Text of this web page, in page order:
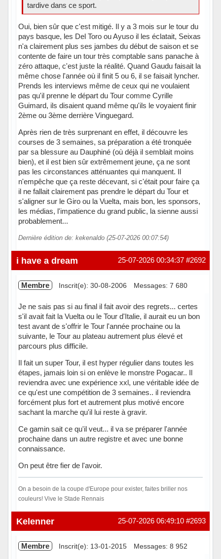
tardive dans ce sport.
Oui, bien sûr que c'est mitigé. Il y a 3 mois sur le tour du
pays basque, les Del Toro ou Ayuso il les éclatait, Seixas
n'a clairement plus ses jambes du début de saison et se
contente de faire un tour très comptable sans panache à
zéro attaque, c'est juste la réalité. Quand Gaudu faisait la
même chose l'année où il finit 5 ou 6, il se faisait lyncher.
Prends les interviews même de ceux qui ne voulaient
pas qu'il prenne le départ du Tour comme Cyrille
Guimard, ils disaient quand même qu'ils le voyaient finir
2ème ou 3ème derrière Vinguegard.
Après rien de très surprenant en effet, il découvre les
courses de 3 semaines, sa préparation a été tronquée
par sa blessure au Dauphiné (où déjà il semblait moins
bien), et il est bien sûr extrêmement jeune, ça ne sont
pas les circonstances atténuantes qui manquent. Il
n'empêche que ça reste décevant, si c'était pour faire ça
il ne fallait clairement pas prendre le départ du Tour et
s'aligner sur le Giro ou la Vuelta, mais bon, les sponsors,
les médias, l'impatience du grand public, la sienne aussi
probablement...
Dernière édition de: kekenaldo (25-07-2026 00:07:54)
Hors ligne #2692
25-07-2026 00:34:37
i have a dream
Membre Inscrit(e): 30-08-2006 Messages: 7 680
Je ne sais pas si au final il fait avoir des regrets... certes
s'il avait fait la Vuelta ou le Tour d'Italie, il aurait eu un bon
test avant de s'offrir le Tour l'année prochaine ou la
suivante, le Tour au plateau autrement plus élevé et
parcours plus difficile.
Il fait un super Tour, il est hyper régulier dans toutes les
étapes, jamais loin si on enlève le monstre Pogacar.. Il
reviendra avec une expérience xxl, une véritable idée de
ce qu'est une compétition de 3 semaines.. il reviendra
forcément plus fort et autrement plus motivé encore
sachant la marche qu'il lui reste à gravir.
Ce gamin sait ce qu'il veut... il va se préparer l'année
prochaine dans un autre registre et avec une bonne
connaissance.
On peut être fier de l'avoir.
On a besoin de la coupe d'Europe pour exister, faites briller nos
couleurs! Vive le Stade Rennais
Hors ligne #2693
25-07-2026 06:49:10
Kelenner
Membre Inscrit(e): 13-01-2015 Messages: 8 952